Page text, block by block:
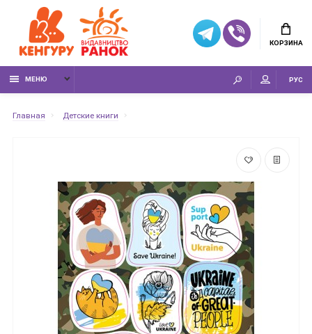
КОРЗИНА
МЕНЮ РУС
Главная Детские книги